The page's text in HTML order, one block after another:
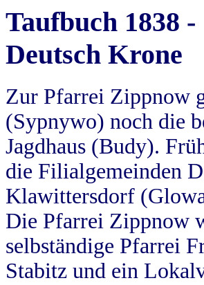
Taufbuch 1838
Deutsch Krone
Zur Pfarrei Zippnow
(Sypnywo) noch die
Jagdhaus (Budy).
die Filialgemeinden
Klawittersdorf
Die Pfarrei Zippnow
selbständige Pfarrei
Stabitz und ein